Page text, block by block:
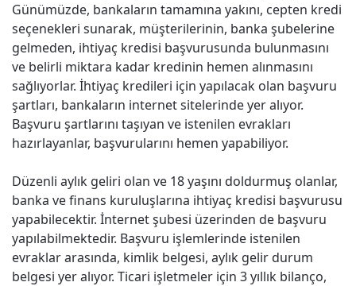
Günümüzde, bankaların tamamına yakını, cepten kredi
seçenekleri sunarak, müşterilerinin, banka şubelerine
gelmeden, ihtiyaç kredisi başvurusunda bulunmasını
ve belirli miktara kadar kredinin hemen alınmasını
sağlıyorlar. İhtiyaç kredileri için yapılacak olan başvuru
şartları, bankaların internet sitelerinde yer alıyor.
Başvuru şartlarını taşıyan ve istenilen evrakları
hazırlayanlar, başvurularını hemen yapabiliyor.
Düzenli aylık geliri olan ve 18 yaşını doldurmuş olanlar,
banka ve finans kuruluşlarına ihtiyaç kredisi başvurusu
yapabilecektir. İnternet şubesi üzerinden de başvuru
yapılabilmektedir. Başvuru işlemlerinde istenilen
evraklar arasında, kimlik belgesi, aylık gelir durum
belgesi yer alıyor. Ticari işletmeler için 3 yıllık bilanço,